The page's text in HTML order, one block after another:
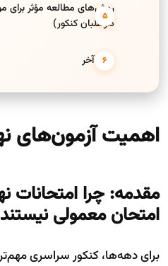
روش‌های مطالعه مؤثر برای
داوطلبان کنکور)
حرف آخر
اهمیت آزمون‌های
مقدمه: چرا امتحانات
امتحان معمولی
برای دهه‌ها، کنکور سراسری